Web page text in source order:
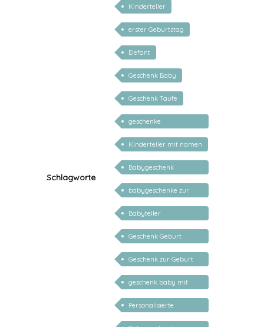
Schlagworte
Kinderteller
erster Geburtstag
Elefant
Geschenk Baby
Geschenk Taufe
geschenke
personalisiert kinder
Kinderteller mit namen
Babygeschenk
Mädchen
babygeschenke zur
geburt personalisiert
Babyteller
personalisiert
Geschenk Geburt
personalisiert Mädchen
Geschenk zur Geburt
Junge personalisiert
geschenk baby mit
namen
Personalisierte
Geschenke für Kinder